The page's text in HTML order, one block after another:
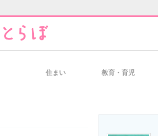
住まい 教育・育児